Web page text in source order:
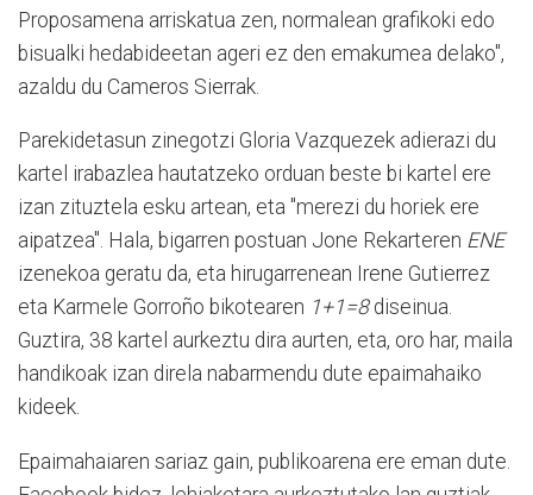
Proposamena arriskatua zen, normalean grafikoki edo
bisualki hedabideetan ageri ez den emakumea delako",
azaldu du Cameros Sierrak.
Parekidetasun zinegotzi Gloria Vazquezek adierazi du
kartel irabazlea hautatzeko orduan beste bi kartel ere
izan zituztela esku artean, eta "merezi du horiek ere
aipatzea". Hala, bigarren postuan Jone Rekarteren ENE
izenekoa geratu da, eta hirugarrenean Irene Gutierrez
eta Karmele Gorroño bikotearen 1+1=8diseinua.
Guztira, 38 kartel aurkeztu dira aurten, eta, oro har, maila
handikoak izan direla nabarmendu dute epaimahaiko
kideek.
Epaimahaiaren sariaz gain, publikoarena ere eman dute.